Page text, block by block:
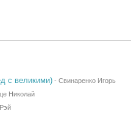
с великими)- Свинаренко Игорь
Николай